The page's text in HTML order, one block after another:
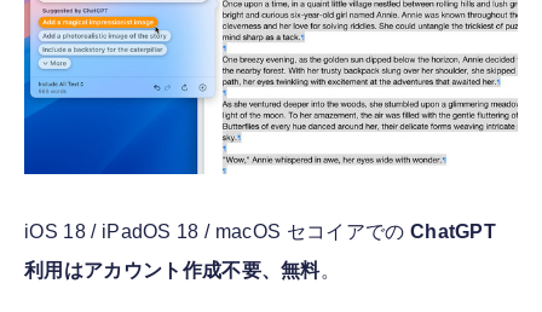
iOS 18 / iPadOS 18 / macOS セコイアでの ChatGPT
利用はアカウント作成不要、無料。